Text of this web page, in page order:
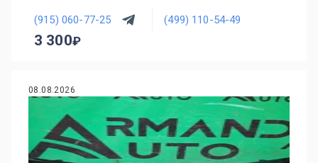
(915) 060-77-25 (499) 110-54-49
3 300
08.08.2026